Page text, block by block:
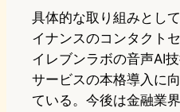
具体的な取り組みとし
イナンスのコンタクト
イレブンラボの音声AI
サービスの本格導入に
ている。今後は金融業